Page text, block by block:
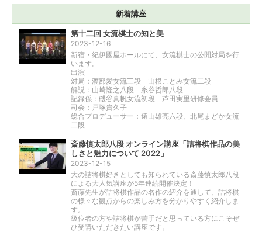
新着講座
第十二回 女流棋士の知と美
2023-12-16
新宿・紀伊國屋ホールにて、女流棋士の公開対局を行
います。
出演
対局：渡部愛女流三段 山根ことみ女流二段
解説：山崎隆之八段 糸谷哲郎八段
記録係：磯谷真帆女流初段 芦田実里研修会員
司会：戸塚貴久子
総合プロデューサー：遠山雄亮六段、北尾まどか女流
二段
斎藤慎太郎八段 オンライン講座「詰将棋作品の美
しさと魅力について 2022」
2023-12-15
大の詰将棋好きとしても知られている斎藤慎太郎八段
による大人気講座が5年連続開催決定！
斎藤先生が詰将棋作品の名作の紹介を通して、詰将棋
の様々な観点からの楽しみ方を分かりやすく紹介しま
す。
級位者の方や詰将棋が苦手だと思っている方にこそぜ
ひ受講いただきたい講座です。